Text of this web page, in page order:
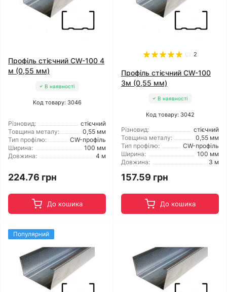
Профіль стієчний CW-100 4
м (0,55 мм)
В наявності
Код товару: 3046
Різновид:
стієчний
Товщина металу:
0,55 мм
Тип профілю:
CW-профіль
Ширина:
100 мм
Довжина:
4 м
224.76 грн
До кошика
2
Профіль стієчний CW-100
3м (0,55 мм)
В наявності
Код товару: 3042
Різновид:
стієчний
Товщина металу:
0,55 мм
Тип профілю:
CW-профіль
Ширина:
100 мм
Довжина:
3 м
157.59 грн
До кошика
Популярний